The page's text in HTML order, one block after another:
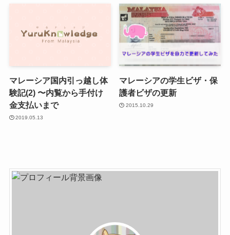
マレーシア国内引っ越し体
験記(2) 〜内覧から手付け
金支払いまで
2019.05.13
マレーシアの学生ビザ・保
護者ビザの更新
2015.10.29